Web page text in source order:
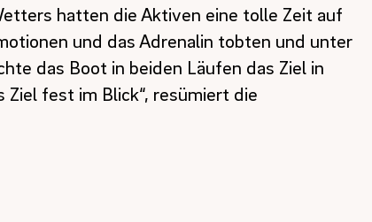
hatten die Aktiven eine tolle Zeit auf
und das Adrenalin tobten und unter
das Boot in beiden Läufen das Ziel in
Ziel fest im Blick“, resümiert die